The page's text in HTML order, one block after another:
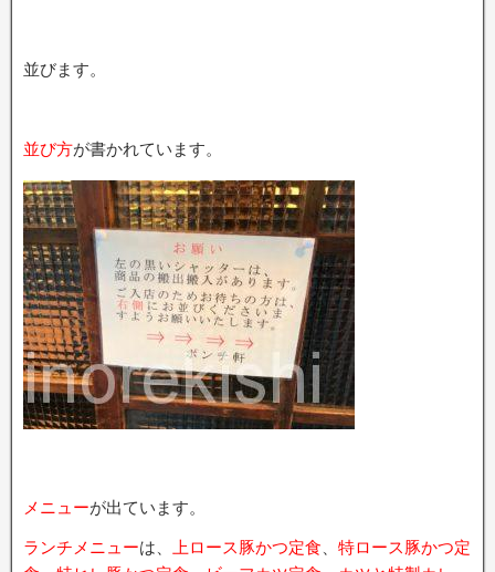
並びます。
並び方が書かれています。
メニューが出ています。
ランチメニューは、 上ロース豚かつ定食
特ロース豚かつ定